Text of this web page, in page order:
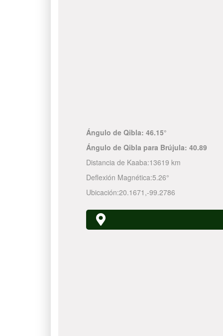
Ángulo de Qibla: 46.15°
Ángulo de Qibla para Brújula: 40.89
Distancia de Kaaba:13619 km
Deflexión Magnética:5.26°
Ubicación:20.1671 ,-99.2786